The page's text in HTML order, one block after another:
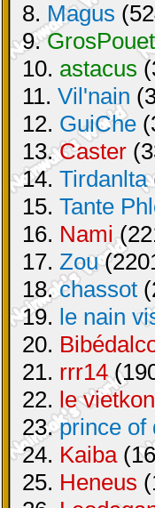
8. Magus
9.GrosPouet
10. astacus
11. Vil'nain
12. GuiChe
13.Caster
14. Tirdanlta
15. Tante
16. Nami
17. Zou
18.chassot
19. le nain
20.
21. rrr14
22. le
23.prince of
24. Kaiba
25. Heneus